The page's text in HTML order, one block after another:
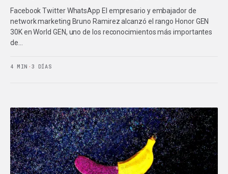
Facebook Twitter WhatsApp El empresario y embajador de
network marketing Bruno Ramirez alcanzó el rango Honor GEN
30K en World GEN, uno de los reconocimientos más importantes
de…
4 MIN · 3 DÍAS